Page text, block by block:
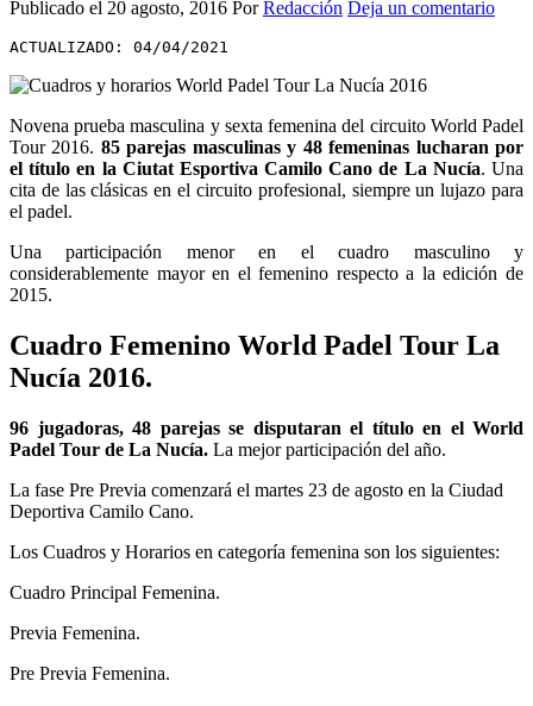
Publicado el 20 agosto, 2016 PorRedacción Deja un comentario
ACTUALIZADO: 04/04/2021
Novena prueba masculina y sexta femenina del circuito World Padel
Tour 2016. 85 parejas masculinas y 48 femeninas lucharan por
el título en la Ciutat Esportiva Camilo Cano de La Nucía. Una
cita de las clásicas en el circuito profesional, siempre un lujazo para
el padel.
Una participación menor en el cuadro masculino y
considerablemente mayor en el femenino respecto a la edición de
2015.
Cuadro Femenino World Padel Tour La
Nucía 2016.
96 jugadoras, 48 parejas se disputaran el título en el World
Padel Tour de La Nucía. La mejor participación del año.
La fase Pre Previa comenzará el martes 23 de agosto en la Ciudad
Deportiva Camilo Cano.
Los Cuadros y Horarios en categoría femenina son los siguientes:
Cuadro Principal Femenina.
Previa Femenina.
Pre Previa Femenina.